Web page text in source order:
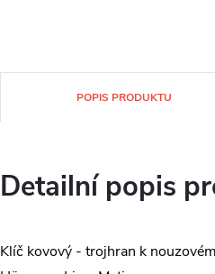
POPIS PRODUKTU
Detailní popis
Klíč kovový - trojhran k